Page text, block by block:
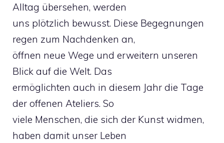
Alltag übersehen, werden
uns plötzlich bewusst. Diese Begegnungen
regen zum Nachdenken an,
öffnen neue Wege und erweitern unseren
Blick auf die Welt. Das
ermöglichten auch in diesem Jahr die Tage
der offenen Ateliers. So
viele Menschen, die sich der Kunst widmen,
haben damit unser Leben